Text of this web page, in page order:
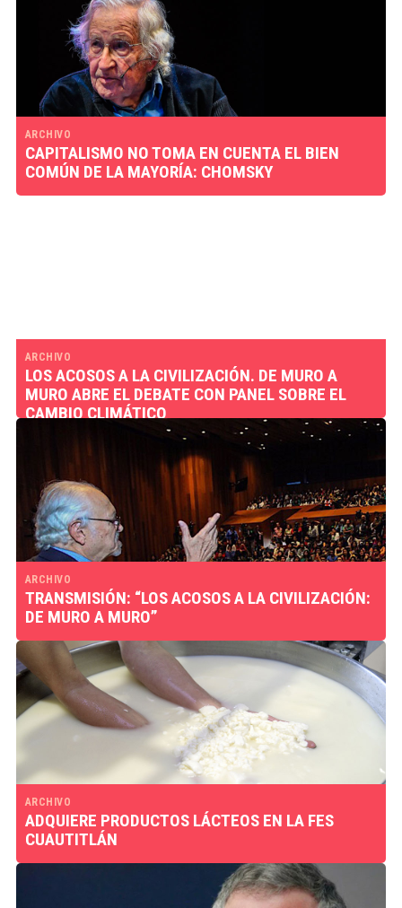
ARCHIVO
CAPITALISMO NO TOMA EN CUENTA EL BIEN
COMÚN DE LA MAYORÍA: CHOMSKY
ARCHIVO
LOS ACOSOS A LA CIVILIZACIÓN. DE MURO A
MURO ABRE EL DEBATE CON PANEL SOBRE EL
CAMBIO CLIMÁTICO
ARCHIVO
TRANSMISIÓN: “LOS ACOSOS A LA CIVILIZACIÓN:
DE MURO A MURO”
ARCHIVO
ADQUIERE PRODUCTOS LÁCTEOS EN LA FES
CUAUTITLÁN